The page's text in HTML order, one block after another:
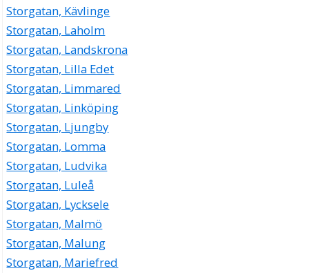
Storgatan, Kävlinge
Storgatan, Laholm
Storgatan, Landskrona
Storgatan, Lilla Edet
Storgatan, Limmared
Storgatan, Linköping
Storgatan, Ljungby
Storgatan, Lomma
Storgatan, Ludvika
Storgatan, Luleå
Storgatan, Lycksele
Storgatan, Malmö
Storgatan, Malung
Storgatan, Mariefred